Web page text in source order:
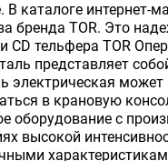
каталоге интернет-
бренда TOR. Это
CD тельфера TOR
представляет
электрическая
в крановую
оборудование с
высокой